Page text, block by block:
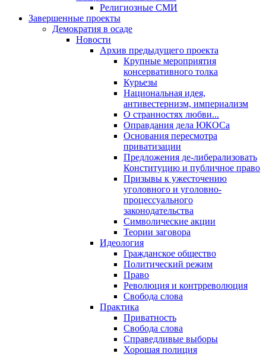
Религиозные СМИ
Завершенные проекты
Демократия в осаде
Новости
Архив предыдущего проекта
Крупные мероприятия
консервативного толка
Курьезы
Национальная идея,
антивестернизм, империализм
О странностях любви...
Оправдания дела ЮКОСа
Основания пересмотра
приватизации
Предложения де-либерализовать
Конституцию и публичное право
Призывы к ужесточению
уголовного и уголовно-
процессуального
законодательства
Символические акции
Теории заговора
Идеология
Гражданское общество
Политический режим
Право
Революция и контрреволюция
Свобода слова
Практика
Приватность
Свобода слова
Справедливые выборы
Хорошая полиция